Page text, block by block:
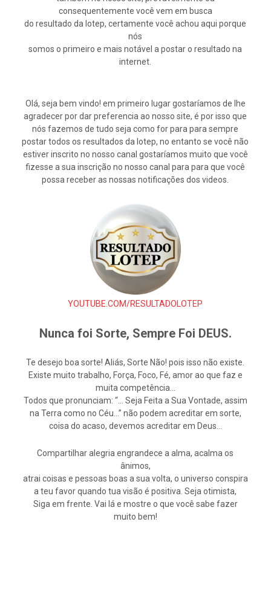
consequentemente você vem em busca
do resultado da lotep, certamente você achou aqui porque
nós
somos o primeiro e mais notável a postar o resultado na
internet.
Olá, seja bem vindo! em primeiro lugar gostaríamos de lhe
agradecer por dar preferencia ao nosso site, é por isso que
nós fazemos de tudo seja como for para para sempre
postar todos os resultados da lotep, no entanto se você não
estiver inscrito no nosso canal gostaríamos muito que você
fizesse a sua inscrição no nosso canal para para que você
possa receber as nossas notificações dos videos.
YOUTUBE.COM/RESULTADOLOTEP
Nunca foi Sorte, Sempre Foi DEUS.
Te desejo boa sorte! Aliás, Sorte Não! pois isso não existe.
Existe muito trabalho, Força, Foco, Fé, amor ao que faz e
muita competência…
Todos que pronunciam: “… Seja Feita a Sua Vontade, assim
na Terra como no Céu…” não podem acreditar em sorte,
coisa do acaso, devemos acreditar em Deus…
Compartilhar alegria engrandece a alma, acalma os
ânimos,
atrai coisas e pessoas boas a sua volta, o universo conspira
a teu favor quando tua visão é positiva. Seja otimista,
Siga em frente. Vai lá e mostre o que você sabe fazer
muito bem!